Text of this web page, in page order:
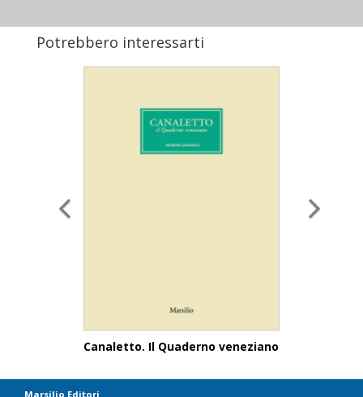
Potrebbero interessarti
Canaletto. Il Quaderno veneziano
Marsilio Editori